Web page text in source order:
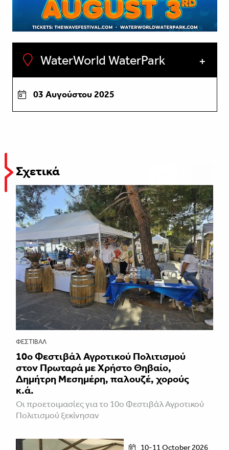
WaterWorld WaterPark
03 Αυγούστου 2025
Σχετικά
ΦΕΣΤΙΒΑΛ
10ο Φεστιβάλ Αγροτικού Πολιτισμού
στον Πρωταρά με Χρήστο Θηβαίο,
Δημήτρη Μεσημέρη, παλουζέ, χορούς
κ.ά.
Οι προετοιμασίες για το 10ο Φεστιβάλ Αγροτικού
Πολιτισμού ξεκίνησαν
10-11 October 2026